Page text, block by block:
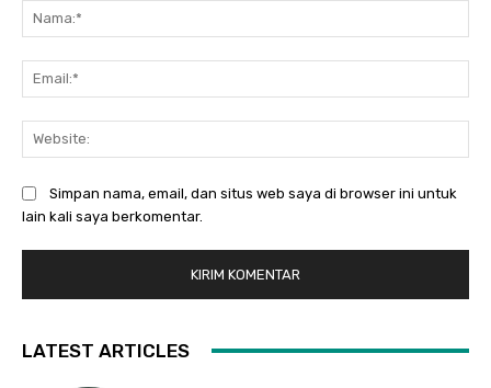
Simpan nama, email, dan situs web saya di browser ini untuk
lain kali saya berkomentar.
LATEST ARTICLES